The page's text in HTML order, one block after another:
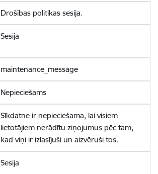
Drošības politikas sesija.
Sesija
maintenance_message
Nepieciešams
Sīkdatne ir nepieciešama, lai visiem
lietotājiem nerādītu ziņojumus pēc tam,
kad viņi ir izlasījuši un aizvēruši tos.
Sesija